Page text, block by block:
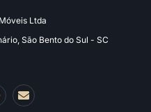
Ltda
São Bento do Sul - SC